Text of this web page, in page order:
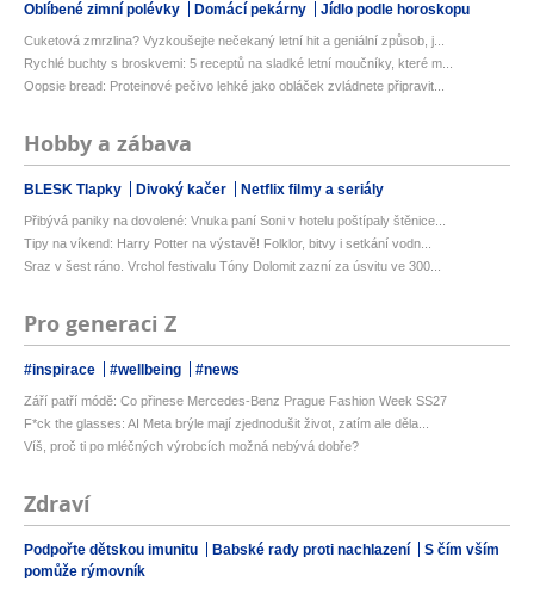
Oblíbené zimní polévky Domácí pekárny Jídlo podle horoskopu
Cuketová zmrzlina? Vyzkoušejte nečekaný letní hit a geniální způsob, j...
Rychlé buchty s broskvemi: 5 receptů na sladké letní moučníky, které m...
Oopsie bread: Proteinové pečivo lehké jako obláček zvládnete připravit...
Hobby a zábava
BLESK Tlapky Divoký kačer Netflix filmy a seriály
Přibývá paniky na dovolené: Vnuka paní Soni v hotelu poštípaly štěnice...
Tipy na víkend: Harry Potter na výstavě! Folklor, bitvy i setkání vodn...
Sraz v šest ráno. Vrchol festivalu Tóny Dolomit zazní za úsvitu ve 300...
Pro generaci Z
#inspirace #wellbeing #news
Září patří módě: Co přinese Mercedes-Benz Prague Fashion Week SS27
F*ck the glasses: AI Meta brýle mají zjednodušit život, zatím ale děla...
Víš, proč ti po mléčných výrobcích možná nebývá dobře?
Zdraví
Podpořte dětskou imunitu Babské rady proti nachlazení
S čím vším
pomůže rýmovník